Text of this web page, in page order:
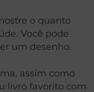
o quanto
Você pode
um desenho.
assim como
livro favorito com